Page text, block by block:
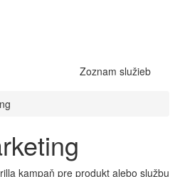
Zoznam služieb
kampaň pre produkt alebo službu